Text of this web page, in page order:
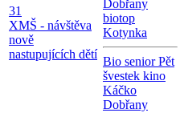
31
XMŠ - návštěva
nově
nastupujících dětí
Dobřany
biotop
Kotynka
Bio senior Pět
švestek kino
Káčko
Dobřany